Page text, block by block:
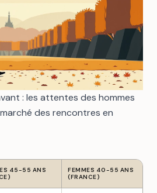
: les attentes des hommes
des rencontres en
45-55 ANS
FEMMES 40-55 ANS
(FRANCE)